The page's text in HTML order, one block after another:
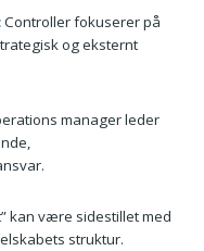
Controller fokuserer på
og eksternt
manager leder
kan være sidestillet med
struktur.